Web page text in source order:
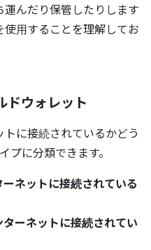
んだり保管したりします
用することを理解してお
ドウォレット
に接続されているかどう
プに分類できます。
ネットに接続されている
ーネットに接続されてい